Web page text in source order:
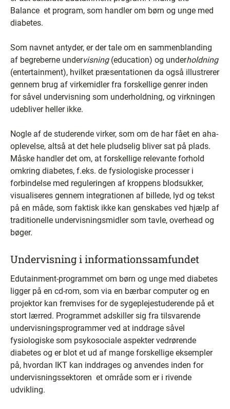
Balance ­ et program, som handler om børn og unge med
diabetes.
Som navnet antyder, er der tale om en sammenblanding
af begreberne undervisning (education) og underholdning
(entertainment), hvilket præsentationen da også illustrerer
gennem brug af virkemidler fra forskellige genrer inden
for såvel undervisning som underholdning, og virkningen
udebliver heller ikke.
Nogle af de studerende virker, som om de har fået en aha-
oplevelse, altså at det hele pludselig bliver sat på plads.
Måske handler det om, at forskellige relevante forhold
omkring diabetes, f.eks. de fysiologiske processer i
forbindelse med reguleringen af kroppens blodsukker,
visualiseres gennem integrationen af billede, lyd og tekst
på en måde, som faktisk ikke kan genskabes ved hjælp af
traditionelle undervisningsmidler som tavle, overhead og
bøger.
Undervisning i informationssamfundet
Edutainment-programmet om børn og unge med diabetes
ligger på en cd-rom, som via en bærbar computer og en
projektor kan fremvises for de sygeplejestuderende på et
stort lærred. Programmet adskiller sig fra tilsvarende
undervisningsprogrammer ved at inddrage såvel
fysiologiske som psykosociale aspekter vedrørende
diabetes og er blot et ud af mange forskellige eksempler
på, hvordan IKT kan inddrages og anvendes inden for
undervisningssektoren ­ et område som er i rivende
udvikling.